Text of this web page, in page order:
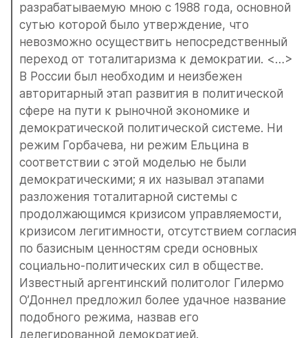
разрабатываемую мною с 1988 года, основной
сутью которой было утверждение, что
невозможно осуществить непосредственный
переход от тоталитаризма к демократии. <…>
В России был необходим и неизбежен
авторитарный этап развития в политической
сфере на пути к рыночной экономике и
демократической политической системе. Ни
режим Горбачева, ни режим Ельцина в
соответствии с этой моделью не были
демократическими; я их называл этапами
разложения тоталитарной системы с
продолжающимся кризисом управляемости,
кризисом легитимности, отсутствием согласия
по базисным ценностям среди основных
социально-политических сил в обществе.
Известный аргентинский политолог Гилермо
О’Доннел предложил более удачное название
подобного режима, назвав его
делегированной демократией.